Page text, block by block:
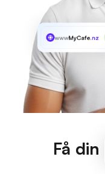
wwwMyCafe.nz
Få din